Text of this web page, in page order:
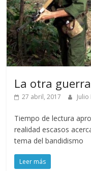
La otra guerra
27 abril, 2017
Tiempo de lectura
realidad escasos
tema del bandidismo
Leer más